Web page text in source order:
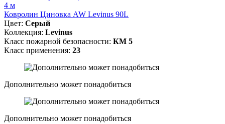
4 м
Ковролин Циновка AW Levinus 90L
Цвет: Серый
Коллекция: Levinus
Класс пожарной безопасности: КМ 5
Класс применения: 23
Дополнительно может понадобиться
Дополнительно может понадобиться